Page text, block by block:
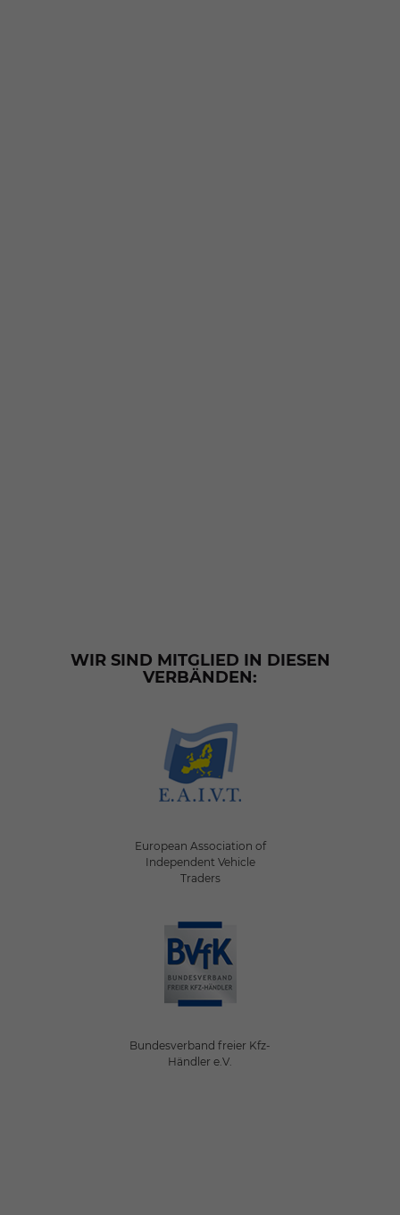
WIR SIND MITGLIED IN DIESEN
VERBÄNDEN:
European Association of
Independent Vehicle
Traders
Bundesverband freier Kfz-
Händler e.V.